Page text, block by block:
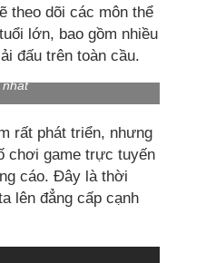
theo dõi các môn thể
lớn, bao gồm nhiều
đấu trên toàn cầu.
nhất
rất phát triển, nhưng
chơi game trực tuyến
cáo. Đây là thời
lên đẳng cấp cạnh